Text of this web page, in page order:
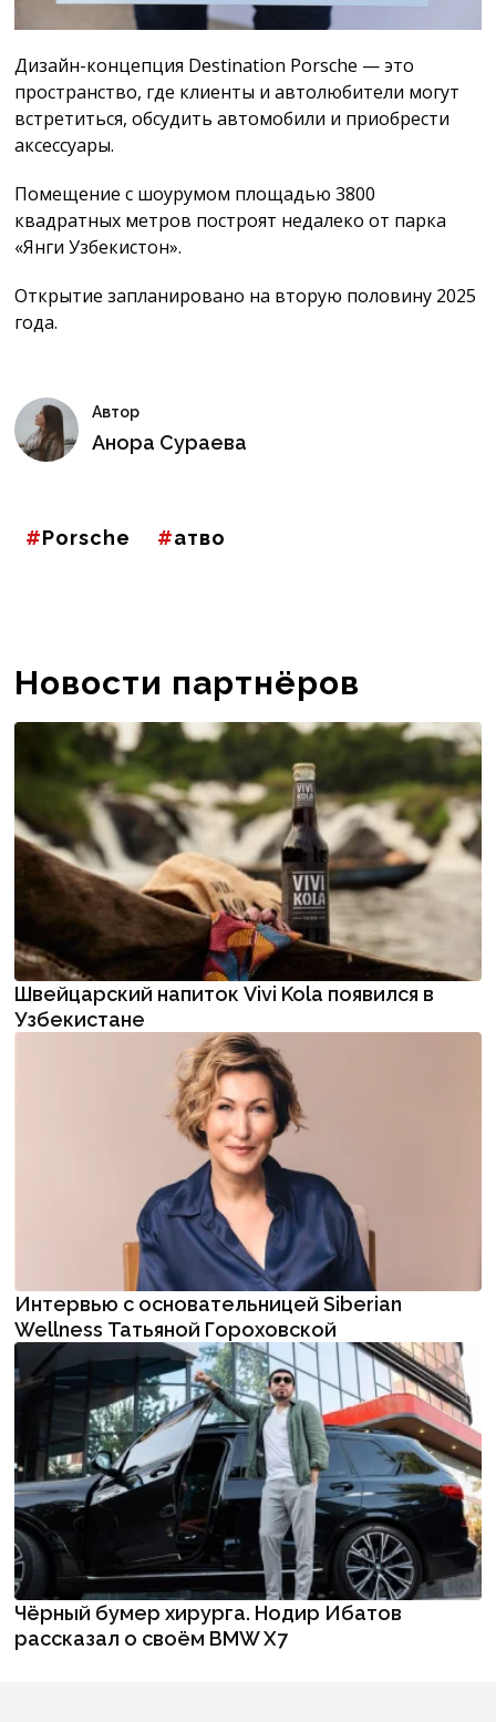
Дизайн-концепция Destination Porschе — это
пространство, где клиенты и автолюбители могут
встретиться, обсудить автомобили и приобрести
аксессуары.
Помещение с шоурумом площадью 3800
квадратных метров построят недалеко от парка
«Янги Узбекистон».
Открытие запланировано на вторую половину 2025
года.
Автор
Анора Сураева
Porschе атво
Новости партнёров
Швейцарский напиток Vivi Kola появился в
Узбекистане
Интервью с основательницей Siberian
Wellness Татьяной Гороховской
Чёрный бумер хирурга. Нодир Ибатов
рассказал о своём BMW X7